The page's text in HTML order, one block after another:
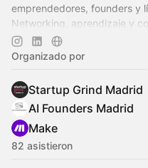
emprendedores, founders y
Networking, aprendizaje y
startups.
Organizado por
Startup Grind Madrid
AI Founders Madrid
Make
82 asistieron